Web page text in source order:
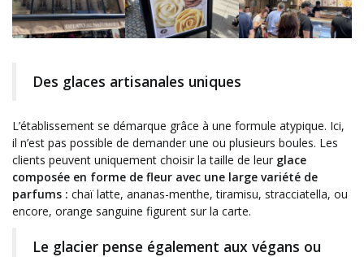
Des glaces artisanales uniques
L’établissement se démarque grâce à une formule atypique. Ici,
il n’est pas possible de demander une ou plusieurs boules. Les
clients peuvent uniquement choisir la taille de leur glace
composée en forme de fleur avec une large variété de
parfums : chaï latte, ananas-menthe, tiramisu, stracciatella, ou
encore, orange sanguine figurent sur la carte.
Le glacier pense également aux végans ou